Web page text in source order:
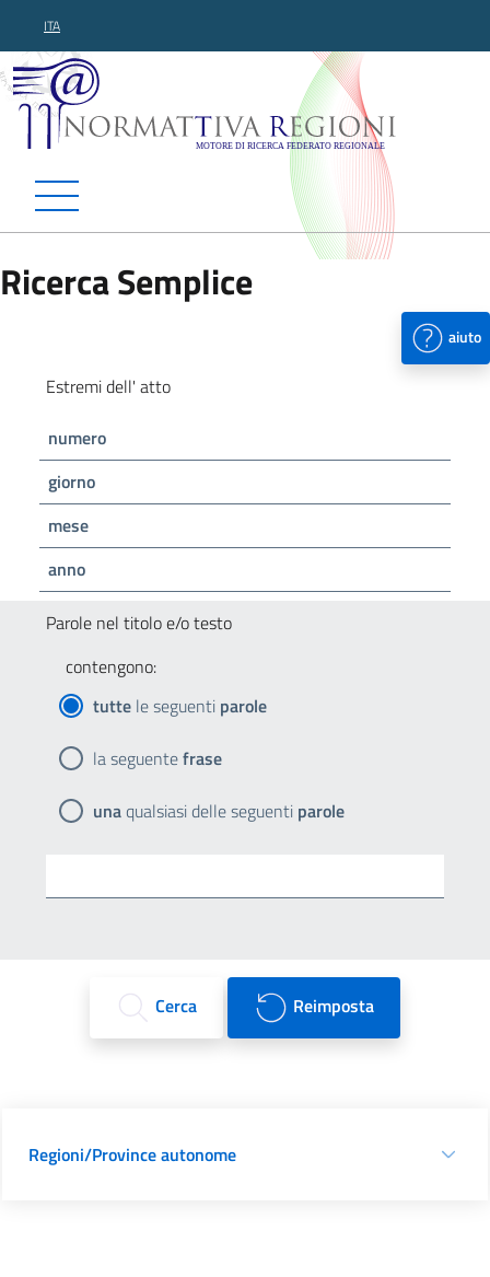
ITA
Normattiva Regioni -
Ricerca Semplice
aiuto
Estremi dell' atto
numero
giorno
mese
anno
Parole nel titolo e/o testo
contengono:
tutte le seguenti parole
la seguentefrase
unaqualsiasi delle seguenti parole
Cerca Reimposta
Regioni/Province autonome